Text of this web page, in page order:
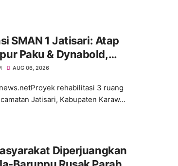
SMAN 1 Jatisari: Atap
Paku & Dynabold,
Beda, Indikasi
AUG 06, 2026
rehabilitasi 3 ruang
Jatisari, Kabupaten Karaw...
Diperjuangkan